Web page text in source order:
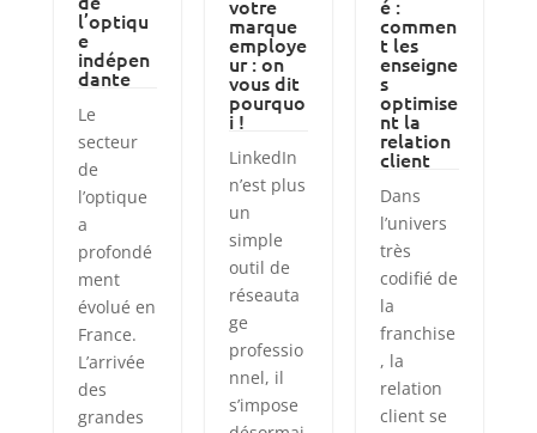
l’optiqu
e
indépen
dante
Le
secteur
de
l’optique
a
profondé
ment
évolué en
France.
L’arrivée
des
grandes
votre
marque
employe
ur : on
vous dit
pourquo
i !
LinkedIn
n’est plus
un
simple
outil de
réseauta
ge
professio
nnel, il
s’impose
é :
commen
t les
enseigne
s
optimise
nt la
relation
client
Dans
l’univers
très
codifié de
la
franchise
, la
relation
client se